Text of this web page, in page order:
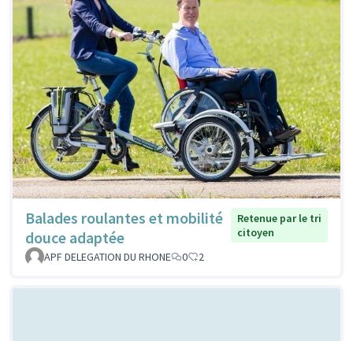
Balades roulantes et mobilité
douce adaptée
Retenue par le tri
citoyen
APF DELEGATION DU RHONE
0 2